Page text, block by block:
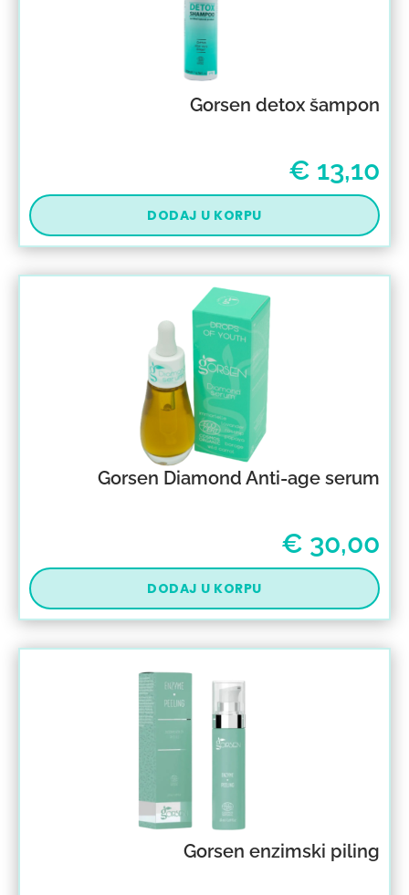
Gorsen detox šampon
€ 13,10
DODAJ U KORPU
Gorsen Diamond Anti-age serum
€ 30,00
DODAJ U KORPU
Gorsen enzimski piling